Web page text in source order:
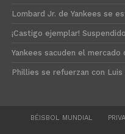
Lombard Jr. de Yankees se
¡Castigo ejemplar!
Yankees sacuden el mercado
Phillies se refuerzan con Luis
BÉISBOL MUNDIAL